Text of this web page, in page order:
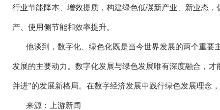
行业节能降本、增效提质，构建绿色低碳新产业、新业态
产、使用侧节能和效率提升。
他谈到，数字化、绿色化既是当今世界发展的两个重要
发展的主要动力。数字化发展与绿色发展唯有深度融合，才
并进”的发展新格局。在数字经济发展中践行绿色发展理念
来源：上游新闻